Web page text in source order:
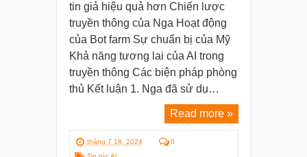
tin giả hiệu quả hơn Chiến lược
truyền thông của Nga Hoạt động
của Bot farm Sự chuẩn bị của Mỹ
Khả năng tương lai của AI trong
truyền thông Các biện pháp phòng
thủ Kết luận 1. Nga đã sử dụ…
Read more »
tháng 7 18, 2024
0